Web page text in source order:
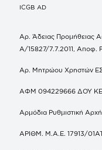
ICGB AD
Αρ. Άδειας Προμήθειας
Α/15827/7.7.2011,
Αρ. Μητρώου Χρηστών
ΑΦΜ 094229666 ΔΟΥ
Αρμόδια Ρυθμιστική
ΑΡΙΘΜ. Μ.Α.Ε. 17913/